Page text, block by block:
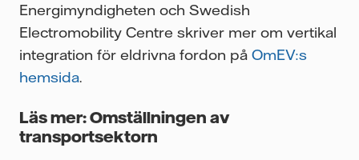
Energimyndigheten och Swedish
Electromobility Centre skriver mer om vertikal
integration för eldrivna fordon på OmEV:s
hemsida.
Läs mer: Omställningen av
transportsektorn